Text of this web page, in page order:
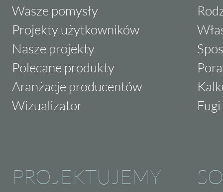
Wasze pomysły
Projekty użytkowników
Nasze projekty
Polecane produkty
Aranżacje producentów
Wizualizator
PROJEKTUJEMY